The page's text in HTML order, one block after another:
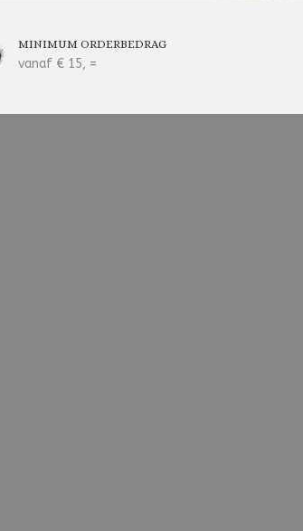
MINIMUM ORDERBEDRAG
vanaf € 15, =